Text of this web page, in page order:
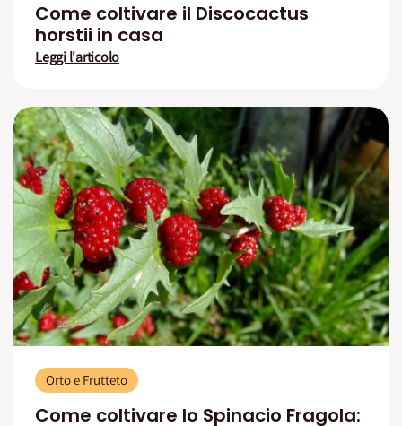
Come coltivare il Discocactus
horstii in casa
Leggi l'articolo
Orto e Frutteto
Come coltivare lo Spinacio Fragola: